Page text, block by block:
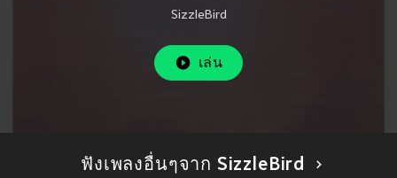
SizzleBird
เล่น
ฟังเพลงอื่นๆจาก SizzleBird